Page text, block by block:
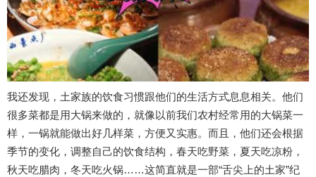
我还发现，土家族的饮食习惯跟他们的生活方式息息相关。他们
很多菜都是用大锅来做的，就像以前我们农村经常用的大锅菜一
样，一锅就能做出好几样菜，方便又实惠。而且，他们还会根据
季节的变化，调整自己的饮食结构，春天吃野菜，夏天吃凉粉，
秋天吃腊肉，冬天吃火锅……这简直就是一部“舌尖上的土家”纪